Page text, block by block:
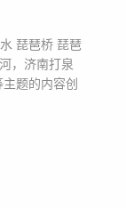
琵琶桥 琵琶
，济南打泉
主题的内容创